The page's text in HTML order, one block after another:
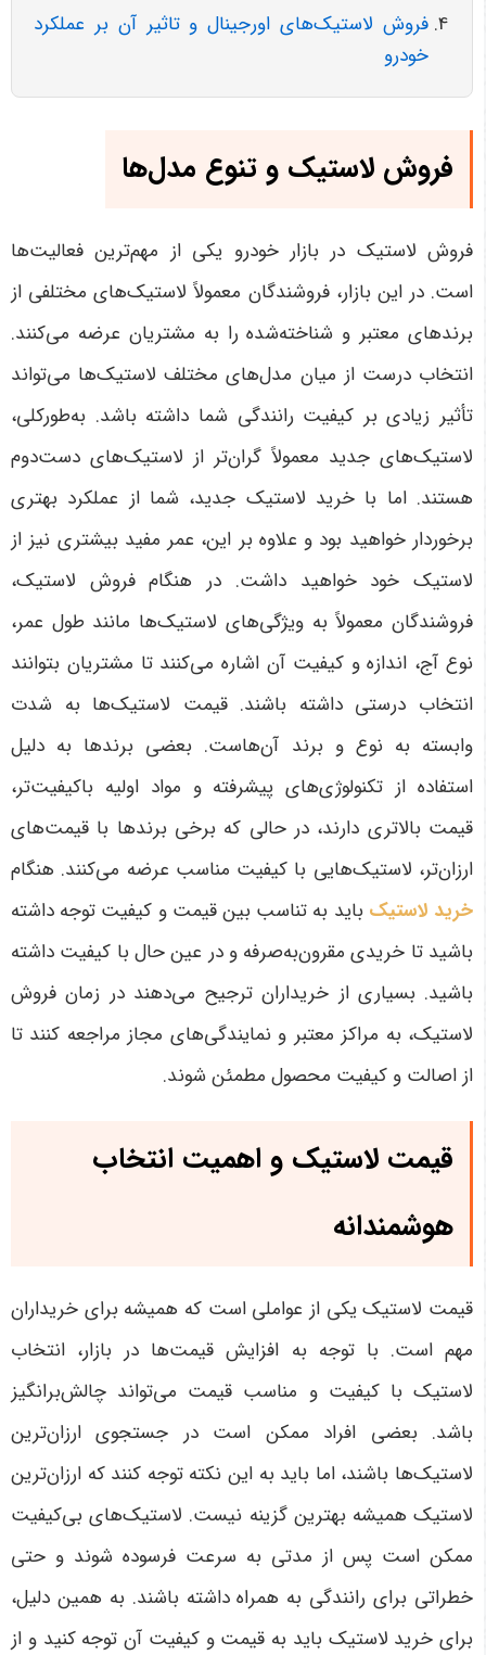
فروش لاستیک‌های اورجینال و تاثیر آن بر عملکرد
خودرو
فروش لاستیک و تنوع مدل‌ها
فروش لاستیک در بازار خودرو یکی از مهم‌ترین فعالیت‌ها
است. در این بازار، فروشندگان معمولاً لاستیک‌های مختلفی از
برندهای معتبر و شناخته‌شده را به مشتریان عرضه می‌کنند.
انتخاب درست از میان مدل‌های مختلف لاستیک‌ها می‌تواند
تأثیر زیادی بر کیفیت رانندگی شما داشته باشد. به‌طورکلی،
لاستیک‌های جدید معمولاً گران‌تر از لاستیک‌های دست‌دوم
هستند. اما با خرید لاستیک جدید، شما از عملکرد بهتری
برخوردار خواهید بود و علاوه بر این، عمر مفید بیشتری نیز از
لاستیک خود خواهید داشت. در هنگام فروش لاستیک،
فروشندگان معمولاً به ویژگی‌های لاستیک‌ها مانند طول عمر،
نوع آج، اندازه و کیفیت آن اشاره می‌کنند تا مشتریان بتوانند
انتخاب درستی داشته باشند. قیمت لاستیک‌ها به شدت
وابسته به نوع و برند آن‌هاست. بعضی برندها به دلیل
استفاده از تکنولوژی‌های پیشرفته و مواد اولیه باکیفیت‌تر،
قیمت بالاتری دارند، در حالی که برخی برندها با قیمت‌های
ارزان‌تر، لاستیک‌هایی با کیفیت مناسب عرضه می‌کنند. هنگام
خرید لاستیک باید به تناسب بین قیمت و کیفیت توجه داشته
باشید تا خریدی مقرون‌به‌صرفه و در عین حال با کیفیت داشته
باشید. بسیاری از خریداران ترجیح می‌دهند در زمان فروش
لاستیک، به مراکز معتبر و نمایندگی‌های مجاز مراجعه کنند تا
از اصالت و کیفیت محصول مطمئن شوند.
قیمت لاستیک و اهمیت انتخاب
هوشمندانه
قیمت لاستیک یکی از عواملی است که همیشه برای خریداران
مهم است. با توجه به افزایش قیمت‌ها در بازار، انتخاب
لاستیک با کیفیت و مناسب قیمت می‌تواند چالش‌برانگیز
باشد. بعضی افراد ممکن است در جستجوی ارزان‌ترین
لاستیک‌ها باشند، اما باید به این نکته توجه کنند که ارزان‌ترین
لاستیک همیشه بهترین گزینه نیست. لاستیک‌های بی‌کیفیت
ممکن است پس از مدتی به سرعت فرسوده شوند و حتی
خطراتی برای رانندگی به همراه داشته باشند. به همین دلیل،
برای خرید لاستیک باید به قیمت و کیفیت آن توجه کنید و از